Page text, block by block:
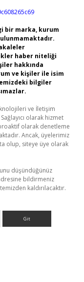
bir marka, kurum
haber niteliği
hakkında
ve kişiler ile isim
bilgiler
ve İletişim
olarak hizmet
olarak denetleme
Ancak, üyelerimiz
olup, siteye üye olarak
düşündüğünüz
bildirmeniz
kaldırılacaktır.